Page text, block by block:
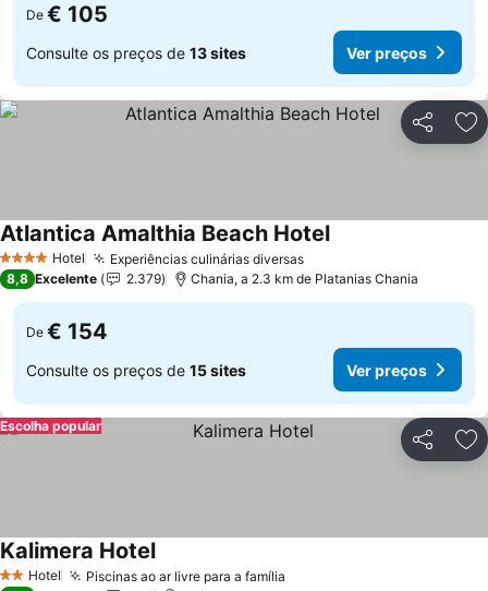
De € 105
Consulte os preços de 13 sites Ver preços
Partilhar
4 EstrelasHotel Experiências culinárias diversasVer preços
Atlantica Amalthia Beach HotelVer preços
8,8 Excelente 2.379 Chania, a 2.3 km de Platanias Chania
De € 154
Consulte os preços de 15 sites Ver preços
Partilhar
Escolha popular
2 Estrelas
Hotel Piscinas ao ar livre para a família
Kalimera HotelVer preços